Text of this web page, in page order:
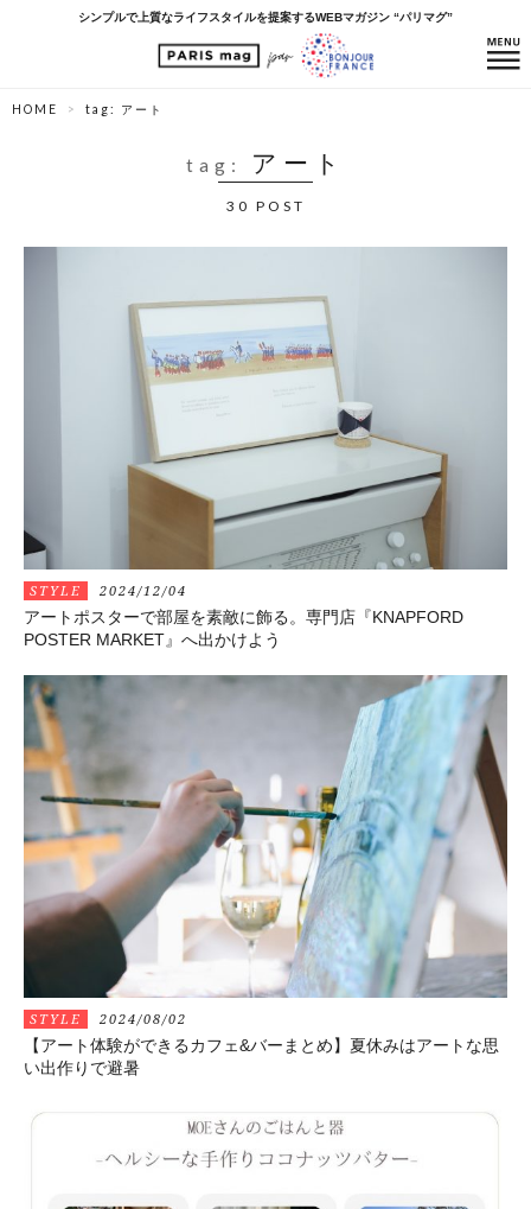
シンプルで上質なライフスタイルを提案するWEBマガジン “パリマグ”
HOME tag: アート
tag: アート
30 POST
STYLE 2024/12/04
アートポスターで部屋を素敵に飾る。専門店『KNAPFORD
POSTER MARKET』へ出かけよう
STYLE 2024/08/02
【アート体験ができるカフェ&バーまとめ】夏休みはアートな思
い出作りで避暑